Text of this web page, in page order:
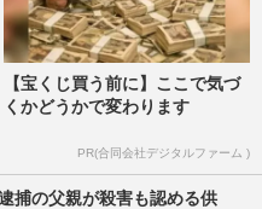
【宝くじ買う前に】ここで気づ
くかどうかで変わります
PR(合同会社デジタルファーム )
捕の父親が殺害も認める供